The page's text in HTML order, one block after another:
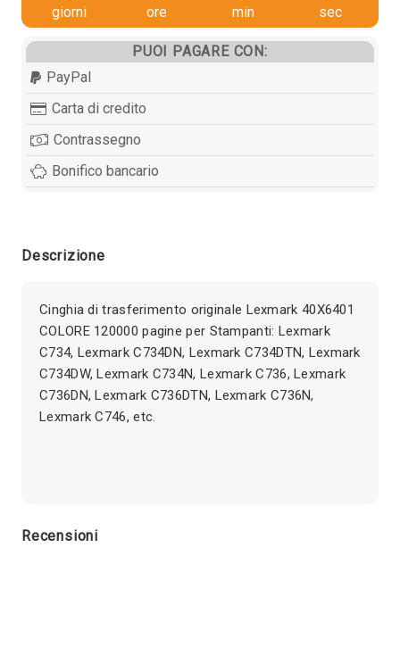
giorni
ore
min
sec
PUOI PAGARE CON:
PayPal
Carta di credito
Contrassegno
Bonifico bancario
Descrizione
Cinghia di trasferimento originale Lexmark 40X6401
COLORE 120000 pagine per Stampanti: Lexmark
C734, Lexmark C734DN, Lexmark C734DTN, Lexmark
C734DW, Lexmark C734N, Lexmark C736, Lexmark
C736DN, Lexmark C736DTN, Lexmark C736N,
Lexmark C746, etc.
Recensioni